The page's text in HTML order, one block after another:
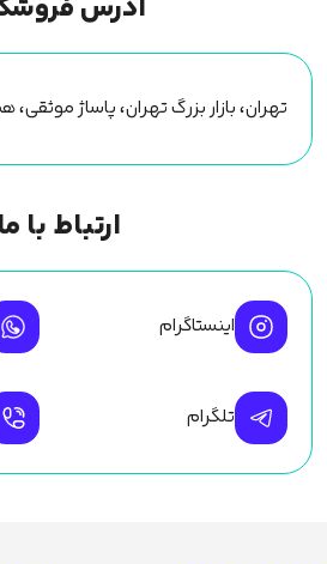
آدرس
تهران، بازار بزرگ تهران، پاساژ موثقی،
ارتباط با ما
اینستاگرام
تلگرام